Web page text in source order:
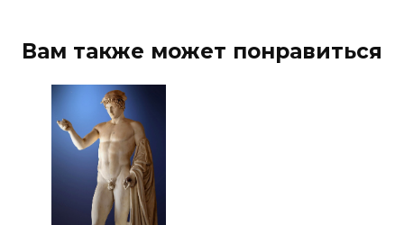
Вам также может понравиться